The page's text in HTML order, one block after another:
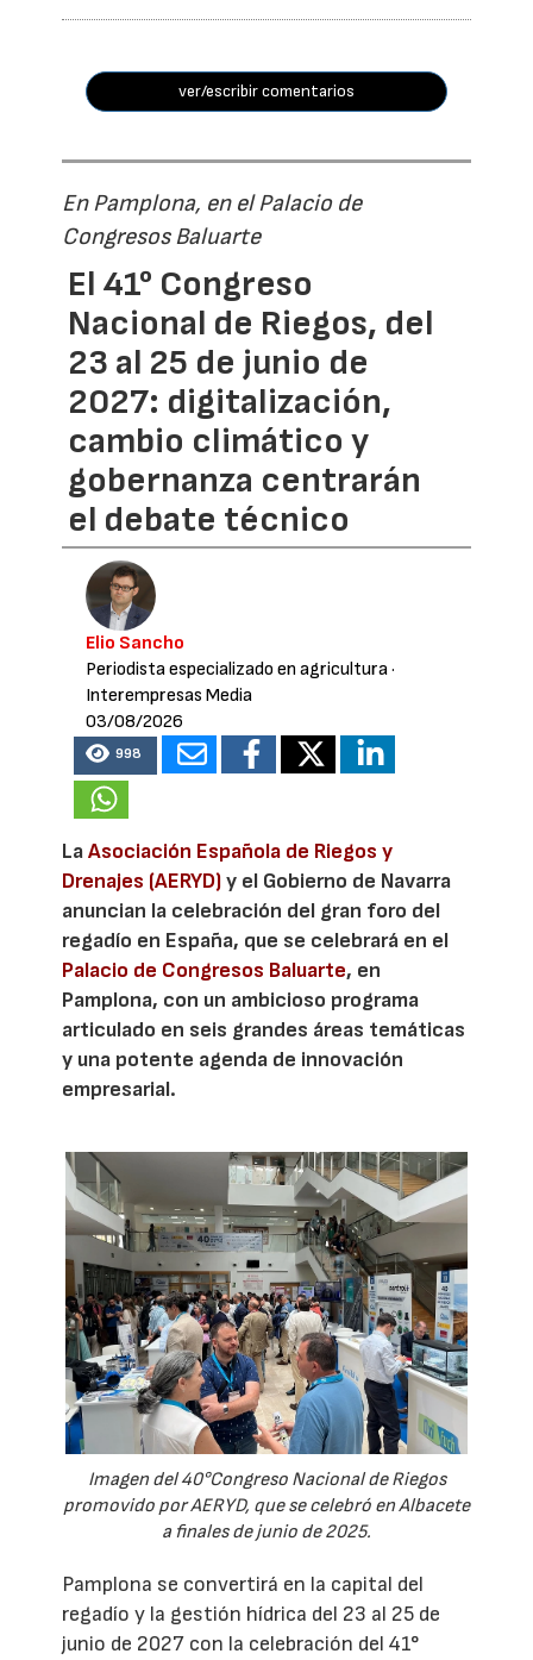
ver/escribir comentarios
En Pamplona, en el Palacio de
Congresos Baluarte
El 41° Congreso
Nacional de Riegos, del
23 al 25 de junio de
2027: digitalización,
cambio climático y
gobernanza centrarán
el debate técnico
Elio Sancho
Periodista especializado en agricultura·
Interempresas Media
03/08/2026
998
LaAsociación Española de Riegos y
Drenajes (AERYD)y el Gobierno de Navarra
anuncian la celebración del gran foro del
regadío en España, que se celebrará en el
Palacio de Congresos Baluarte, en
Pamplona, con un ambicioso programa
articulado en seis grandes áreas temáticas
y una potente agenda de innovación
empresarial.
Imagen del 40°Congreso Nacional de Riegos
promovido por AERYD, que se celebró en Albacete
a finales de junio de 2025.
Pamplona se convertirá en la capital del
regadío y la gestión hídrica del 23 al 25 de
junio de 2027 con la celebración del 41°